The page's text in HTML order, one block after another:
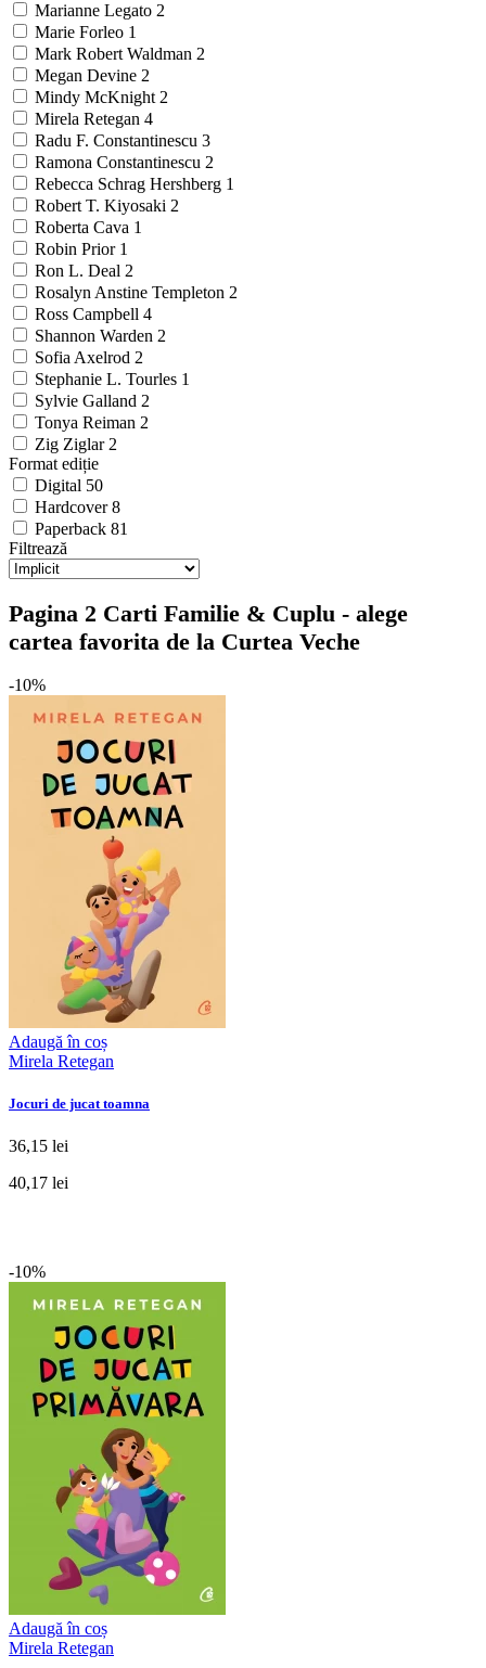
Marianne Legato 2
Marie Forleo 1
Mark Robert Waldman 2
Megan Devine 2
Mindy McKnight 2
Mirela Retegan 4
Radu F. Constantinescu 3
Ramona Constantinescu 2
Rebecca Schrag Hershberg 1
Robert T. Kiyosaki 2
Roberta Cava 1
Robin Prior 1
Ron L. Deal 2
Rosalyn Anstine Templeton 2
Ross Campbell 4
Shannon Warden 2
Sofia Axelrod 2
Stephanie L. Tourles 1
Sylvie Galland 2
Tonya Reiman 2
Zig Ziglar 2
Format ediție
Digital 50
Hardcover8
Paperback 81
Filtrează
Pagina 2 Carti Familie & Cuplu - alege
cartea favorita de la Curtea Veche
-10%
Adaugă în coș
Mirela Retegan
Jocuri de jucat toamna
36,15 lei
40,17 lei
-10%
Adaugă în coș
Mirela Retegan